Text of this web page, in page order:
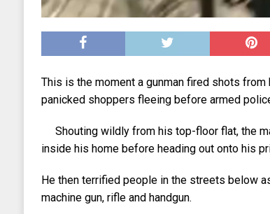
This is the moment a gunman fired shots
panicked shoppers fleeing before armed
Shouting wildly from his top-floor flat, the
inside his home before heading out onto his
He then terrified people in the streets below
machine gun, rifle and handgun.